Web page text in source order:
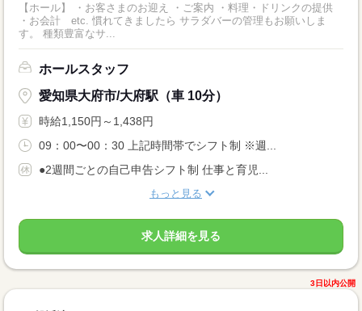
【ホール】 ・お客さまのお迎え ・ご案内 ・料理・ドリンクの提供
・お会計 etc. 慣れてきましたら サラダバーの管理もお願いしま
す。 種類豊富なサ...
ホールスタッフ
愛知県大府市/大府駅（車 10分）
時給1,150円～1,438円
09：00〜00：30 上記時間帯でシフト制 ※週...
●2週間ごとの自己申告シフト制 仕事と育児...
もっと見る
求人詳細を見る
3日以内公開